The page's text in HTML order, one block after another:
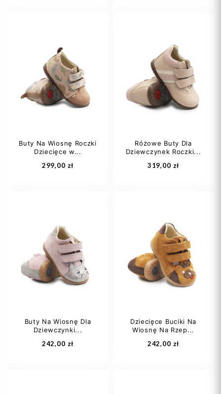
25
26
27
28 +2
Dodaj do koszyka
22
23
24
25
Dodaj do koszyka
Buty Na Wiosnę Roczki
Dziecięce w...
299,00 zł
21
23
24
Dodaj do koszyka
Różowe Buty Dla
Dziewczynek Roczki...
319,00 zł
21
22
23
24 +1
Dodaj do koszyka
Buty Na Wiosnę Dla
Dziewczynki...
242,00 zł
Dziecięce Buciki Na
Wiosnę Na Rzep...
242,00 zł